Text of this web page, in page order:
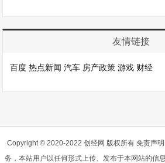
友情链接
百度 热点新闻 汽车 房产政策 游戏 财经
Copyright © 2020-2022 创经网 版权所有 免责声
务，本站用户以任何形式上传、发布于本网站的信